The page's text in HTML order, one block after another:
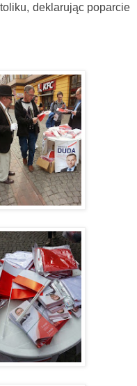
deklarując poparcie